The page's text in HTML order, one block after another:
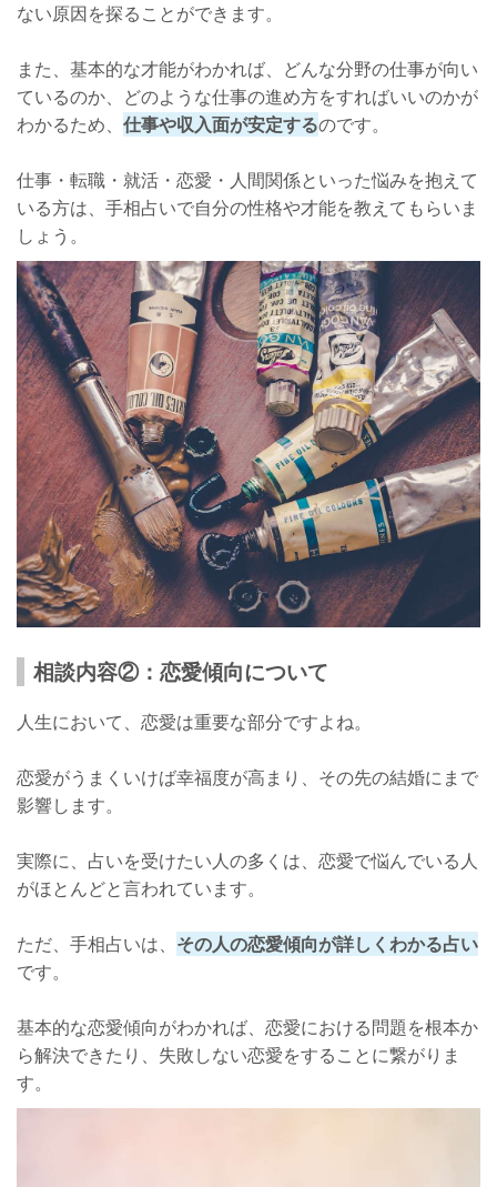
ない原因を探ることができます。
また、基本的な才能がわかれば、どんな分野の仕事が向い
ているのか、どのような仕事の進め方をすればいいのかが
わかるため、 仕事や収入面が安定するのです。
仕事・転職・就活・恋愛・人間関係といった悩みを抱えて
いる方は、手相占いで自分の性格や才能を教えてもらいま
しょう。
相談内容②：恋愛傾向について
人生において、恋愛は重要な部分ですよね。
恋愛がうまくいけば幸福度が高まり、その先の結婚にまで
影響します。
実際に、占いを受けたい人の多くは、恋愛で悩んでいる人
がほとんどと言われています。
ただ、手相占いは、 その人の恋愛傾向が詳しくわかる占い
です。
基本的な恋愛傾向がわかれば、恋愛における問題を根本か
ら解決できたり、失敗しない恋愛をすることに繋がりま
す。